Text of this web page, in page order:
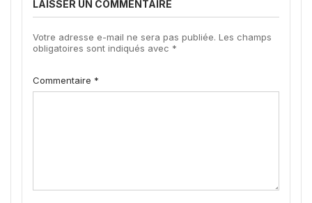
LAISSER UN COMMENTAIRE
Votre adresse e-mail ne sera pas publiée. Les champs
obligatoires sont indiqués avec *
Commentaire *